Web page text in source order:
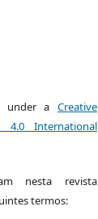
under a Creative
4.0 International
nesta revista
termos: